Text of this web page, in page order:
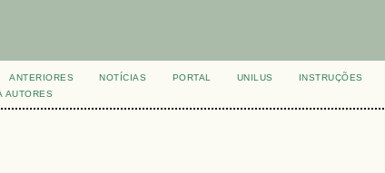
ANTERIORES NOTÍCIAS PORTAL UNILUS
INSTRUÇÕES
AUTORES